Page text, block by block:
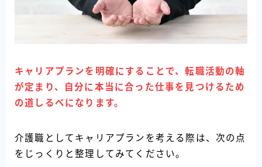
キャリアプランを明確にすることで、転職活動の軸
が定まり、自分に本当に合った仕事を見つけるため
の道しるべになります。
介護職としてキャリアプランを考える際は、次の点
をじっくりと整理してみてください。